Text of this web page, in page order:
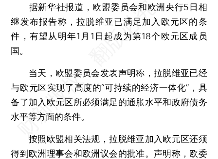
据新华社报道，欧盟委员会和欧洲央行5日相
继发布报告称，拉脱维亚已满足加入欧元区的条
件，有望从明年1月1日起成为第18个欧元区成员
国。
当天，欧盟委员会发表声明称，拉脱维亚已经
与欧元区实现了高度的“可持续的经济一体化”，具
备了加入欧元区所必须满足的通胀水平和政府债务
水平等方面的条件。
按照欧盟相关法规，拉脱维亚加入欧元区还须
得到欧洲理事会和欧洲议会的批准。声明称，欧委